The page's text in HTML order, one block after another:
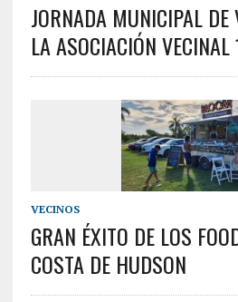
JORNADA MUNICIPAL DE
LA ASOCIACIÓN VECINAL
VECINOS
GRAN ÉXITO DE LOS
COSTA DE HUDSON